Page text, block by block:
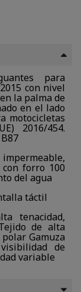
para
con nivel
la palma de
en el lado
motocicletas
2016/454.
forro 100
del agua
táctil
tenacidad,
de alta
Gamuza
de
variable